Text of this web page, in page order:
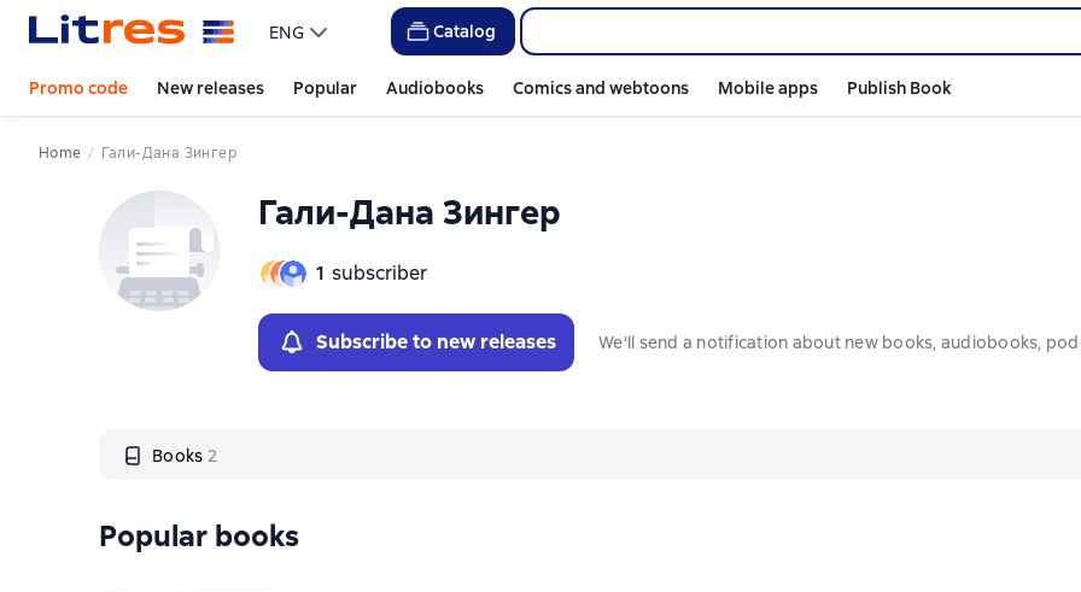
ENG Catalog
Promo code New releases Popular Audiobooks Comics and webtoons Mobile apps Publish Book
Home Гали-Дана Зингер
Гали-Дана Зингер
1 subscriber
Subscribe to new releases We'll send a notification about new books, audiobooks,
Books 2
Слайдер с книгами
Popular books
Слайдер с книгами